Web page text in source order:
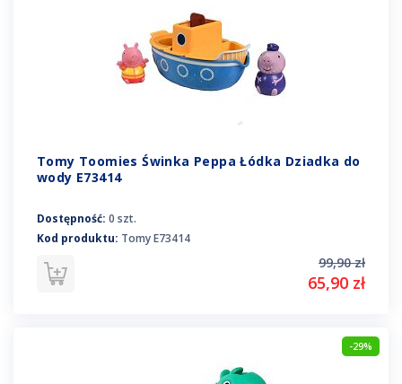
Tomy Toomies Świnka Peppa Łódka Dziadka do
wody E73414
Dostępność: 0 szt.
Kod produktu: Tomy E73414
99,90 zł
65,90 zł
-29%